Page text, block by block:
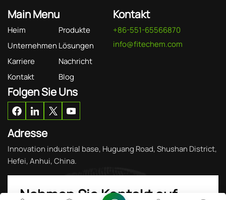
Main Menu
Heim
Produkte
Unternehmen Lösungen
Karriere
Nachricht
Kontakt
Blog
Kontakt
+86-551-65566870
info@fitechem.com
Folgen Sie Uns
Adresse
Innovation industrial base, Huguang Road, Shushan District,
Hefei, Anhui, China.
Nehmen Sie Kontakt auf